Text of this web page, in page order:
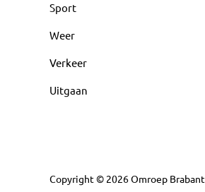
Sport
Weer
Verkeer
Uitgaan
Copyright © 2026Omroep